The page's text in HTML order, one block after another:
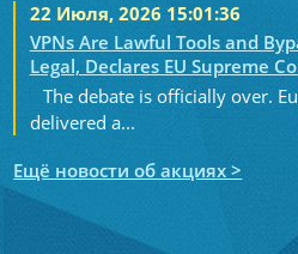
22 Июля, 2026 15:01:36
VPNs Are Lawful Tools and
Legal, Declares EU Supreme
The debate is officially over.
delivered a...
Ещё новости об акциях >